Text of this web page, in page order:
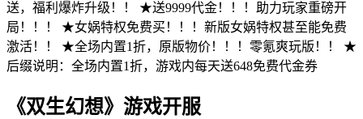
送，福利爆炸升级！！ ★送9999代金！！！助力玩家重磅开
局！！！ ★女娲特权免费买！！！新版女娲特权甚至能免费
激活！！ ★全场内置1折，原版物价！！！零氪爽玩版！！ ★
后缀说明：全场内置1折，游戏内每天送648免费代金券
《双生幻想》游戏开服